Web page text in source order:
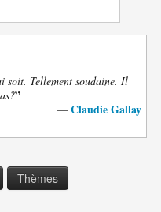
soit. Tellement soudaine. Il
”
— Claudie Gallay
Thèmes